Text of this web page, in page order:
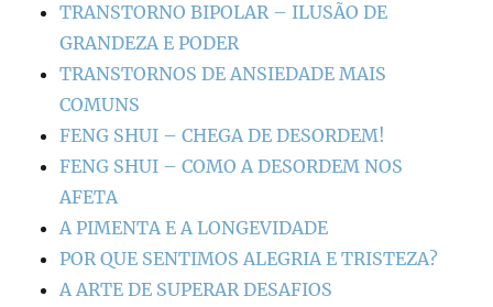
TRANSTORNO BIPOLAR – ILUSÃO DE
GRANDEZA E PODER
TRANSTORNOS DE ANSIEDADE MAIS
COMUNS
FENG SHUI – CHEGA DE DESORDEM!
FENG SHUI – COMO A DESORDEM NOS
AFETA
A PIMENTA E A LONGEVIDADE
POR QUE SENTIMOS ALEGRIA E TRISTEZA?
A ARTE DE SUPERAR DESAFIOS